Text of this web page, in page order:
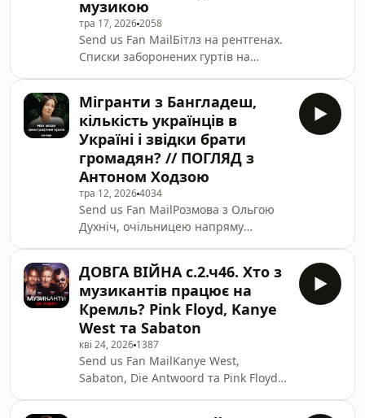
https://base.mono.bank/grntmedia#subscriptions
———З питань рекламних
інтеграцій пишіть - ads@grnt.media
———Поточний
RUSORIZ:https://send.monobank.ua/jar/
Вакансії
фонду:https://www.sternenkofund.org/vaca
музикою
тра 17, 20262058
Send us Fan MailБітлз на рентгенах.
Списки заборонених гуртів на
ідеологічна війна СРСР проти
західної музики.Партійні боси
боялися не ядерної зброї — вони
боялися того, що відбувається в
головах молодих людей, коли ті
вдягають навушники. І мали
рацію.У цьому випуску &quot;Довгої
війни&quot; з Олексієм Ковжуном
розбираємо, як сово
Мігранти з Бангладеш,
кількість українців в
Україні і звідки брати
громадян? // ПОГЛЯД з
Антоном Ходзою
тра 12, 20264034
Send us Fan MailРозмова з Ольгою
Духніч, очільницею напряму
Фронтиру. Підписуйтесь на канал,
підтримайте нашу роботу
на:Підтримати нашу роботу:БАЗА від
Монобанк:
https://base.mono.bank/grntmedia#subscriptions
———З питань рекламних
інтеграцій пишіть -
ads@grnt.mediaSupport the show
ДОВГА ВІЙНА с.2.ч46. Хто з
музикантів працює на
Кремль? Pink Floyd, Kanye
West та Sabaton
кві 24, 2026 1387
Send us Fan MailKanye West,
Sabaton, Die Antwoord та Pink Floyd